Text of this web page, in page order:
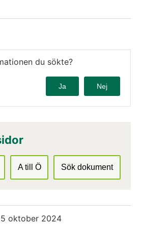
du sökte?
Ja Nej
A till Ö Sök dokument
oktober 2024